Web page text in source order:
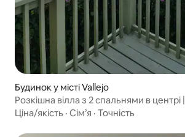
Будинок у місті Vallejo
Розкішна вілла з 2 спальнями в центрі |
Приголомшливий краєвид на затоку
Ціна/якість · Сім’я · Точність